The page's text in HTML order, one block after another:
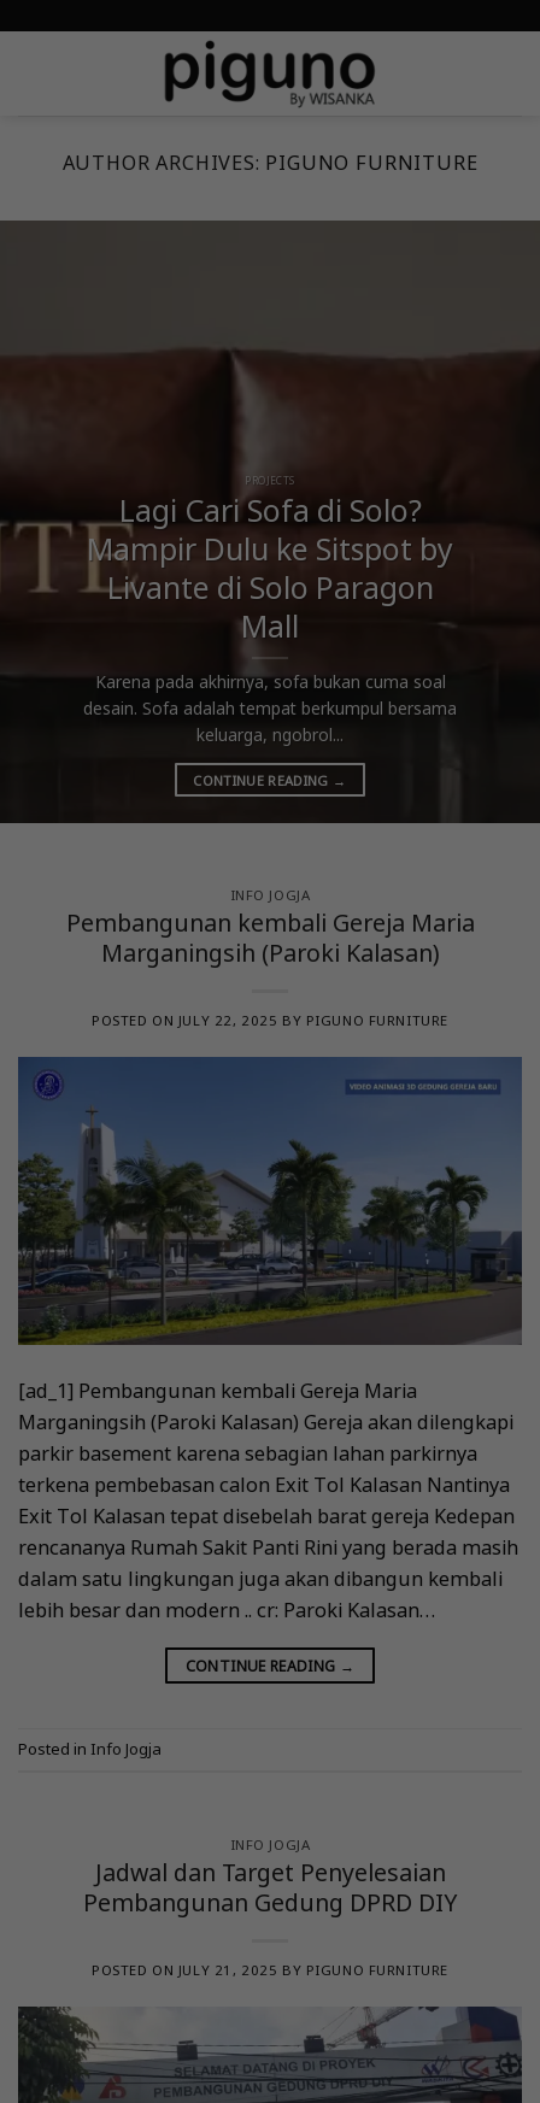
AUTHOR ARCHIVES: PIGUNO FURNITURE
PROJECTS
Lagi Cari Sofa di Solo?
Mampir Dulu ke Sitspot by
Livante di Solo Paragon
Mall
Karena pada akhirnya, sofa bukan cuma soal
desain. Sofa adalah tempat berkumpul bersama
keluarga, ngobrol...
CONTINUE READING →
INFO JOGJA
Pembangunan kembali Gereja Maria
Marganingsih (Paroki Kalasan)
POSTED ON JULY 22, 2025 BY PIGUNO FURNITURE
[ad_1] Pembangunan kembali Gereja Maria
Marganingsih (Paroki Kalasan) Gereja akan dilengkapi
parkir basement karena sebagian lahan parkirnya
terkena pembebasan calon Exit Tol Kalasan Nantinya
Exit Tol Kalasan tepat disebelah barat gereja Kedepan
rencananya Rumah Sakit Panti Rini yang berada masih
dalam satu lingkungan juga akan dibangun kembali
lebih besar dan modern .. cr: Paroki Kalasan…
CONTINUE READING →
Posted in Info Jogja
INFO JOGJA
Jadwal dan Target Penyelesaian
Pembangunan Gedung DPRD DIY
POSTED ON JULY 21, 2025 BY PIGUNO FURNITURE